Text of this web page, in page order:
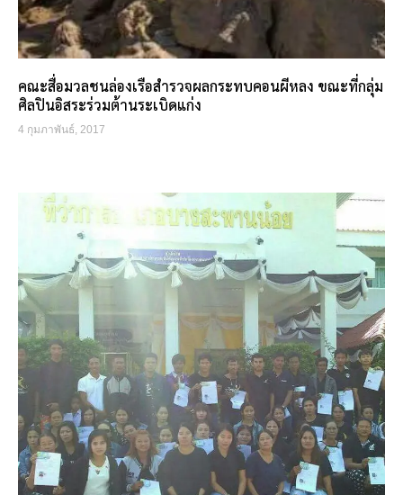
คณะสื่อมวลชนล่องเรือสำรวจผลกระทบคอนผีหลง ขณะที่กลุ่ม
ศิลปินอิสระร่วมต้านระเบิดแก่ง
4 กุมภาพันธ์, 2017